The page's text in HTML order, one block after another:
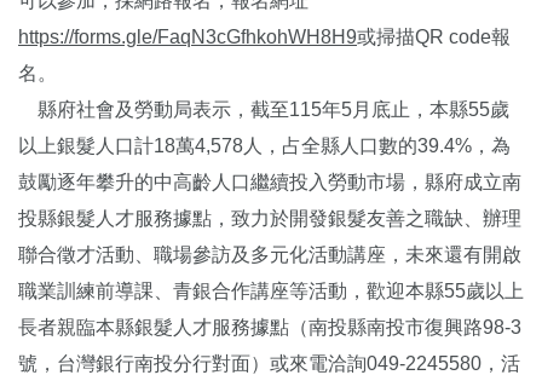
https://forms.gle/FaqN3cGfhkohWH8H9或掃描QR code報
名。
縣府社會及勞動局表示，截至115年5月底止，本縣55歲
以上銀髮人口計18萬4,578人，占全縣人口數的39.4%，為
鼓勵逐年攀升的中高齡人口繼續投入勞動市場，縣府成立南
投縣銀髮人才服務據點，致力於開發銀髮友善之職缺、辦理
聯合徵才活動、職場參訪及多元化活動講座，未來還有開啟
職業訓練前導課、青銀合作講座等活動，歡迎本縣55歲以上
長者親臨本縣銀髮人才服務據點（南投縣南投市復興路98-3
號，台灣銀行南投分行對面）或來電洽詢049-2245580，活